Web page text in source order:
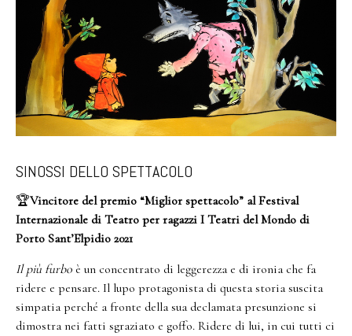
SINOSSI DELLO SPETTACOLO
🏆Vincitore del premio “Miglior spettacolo” al Festival
Internazionale di Teatro per ragazzi I Teatri del Mondo di
Porto Sant’Elpidio 2021
Il più furbo è un concentrato di leggerezza e di ironia che fa
ridere e pensare. Il lupo protagonista di questa storia suscita
simpatia perché a fronte della sua declamata presunzione si
dimostra nei fatti sgraziato e goffo. Ridere di lui, in cui tutti ci